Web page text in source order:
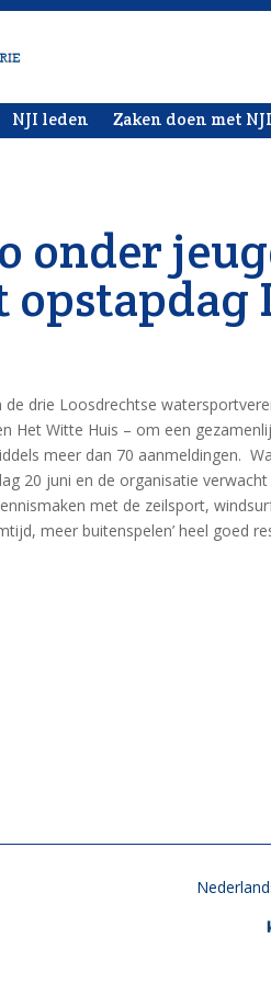
NJI leden Zaken doen met
onder
de drie Loosdrechtse
Het Witte Huis – om een
meer dan 70 aanmeldingen.
20 juni en de organisatie
met de zeilsport,
meer buitenspelen’ heel goed